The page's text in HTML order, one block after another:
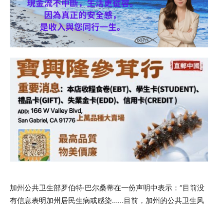
加州公共卫生部罗伯特·巴尔桑蒂在一份声明中表示：“目前没
有信息表明加州居民生病或感染……目前，加州的公共卫生风